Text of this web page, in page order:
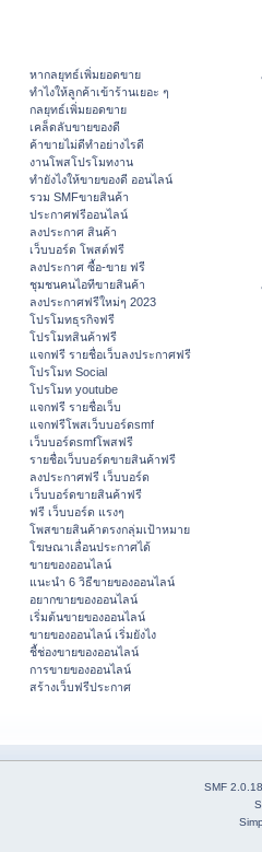
หากลยุทธ์เพิ่มยอดขาย
ทําไงให้ลูกค้าเข้าร้านเยอะ ๆ
กลยุทธ์เพิ่มยอดขาย
เคล็ดลับขายของดี
ค้าขายไม่ดีทำอย่างไรดี
งานโพสโปรโมทงาน
ทํายังไงให้ขายของดี ออนไลน์
รวม SMFขายสินค้า
ประกาศฟรีออนไลน์
ลงประกาศ สินค้า
เว็บบอร์ด โพสต์ฟรี
ลงประกาศ ซื้อ-ขาย ฟรี
ชุมชนคนไอทีขายสินค้า
ลงประกาศฟรีใหม่ๆ 2023
โปรโมทธุรกิจฟรี
โปรโมทสินค้าฟรี
แจกฟรี รายชื่อเว็บลงประกาศฟรี
โปรโมท Social
โปรโมท youtube
แจกฟรี รายชื่อเว็บ
แจกฟรีโพสเว็บบอร์ดsmf
เว็บบอร์ดsmfโพสฟรี
รายชื่อเว็บบอร์ดขายสินค้าฟรี
ลงประกาศฟรี เว็บบอร์ด
เว็บบอร์ดขายสินค้าฟรี
ฟรี เว็บบอร์ด แรงๆ
โพสขายสินค้าตรงกลุ่มเป้าหมาย
โฆษณาเลื่อนประกาศได้
ขายของออนไลน์
แนะนำ 6 วิธีขายของออนไลน์
อยากขายของออนไลน์
เริ่มต้นขายของออนไลน์
ขายของออนไลน์ เริ่มยังไง
ชี้ช่องขายของออนไลน์
การขายของออนไลน์
สร้างเว็บฟรีประกาศ
SMF 2.0.18